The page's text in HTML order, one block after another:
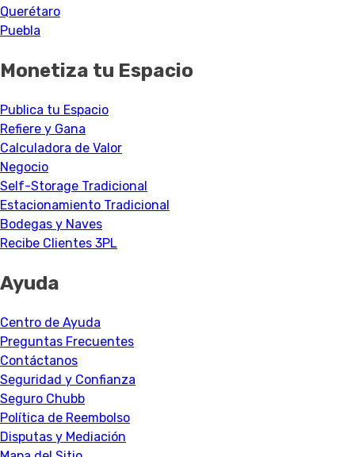
Querétaro
Puebla
Monetiza tu Espacio
Publica tu Espacio
Refiere y Gana
Calculadora de Valor
Negocio
Self-Storage Tradicional
Estacionamiento Tradicional
Bodegas y Naves
Recibe Clientes 3PL
Ayuda
Centro de Ayuda
Preguntas Frecuentes
Contáctanos
Seguridad y Confianza
Seguro Chubb
Política de Reembolso
Disputas y Mediación